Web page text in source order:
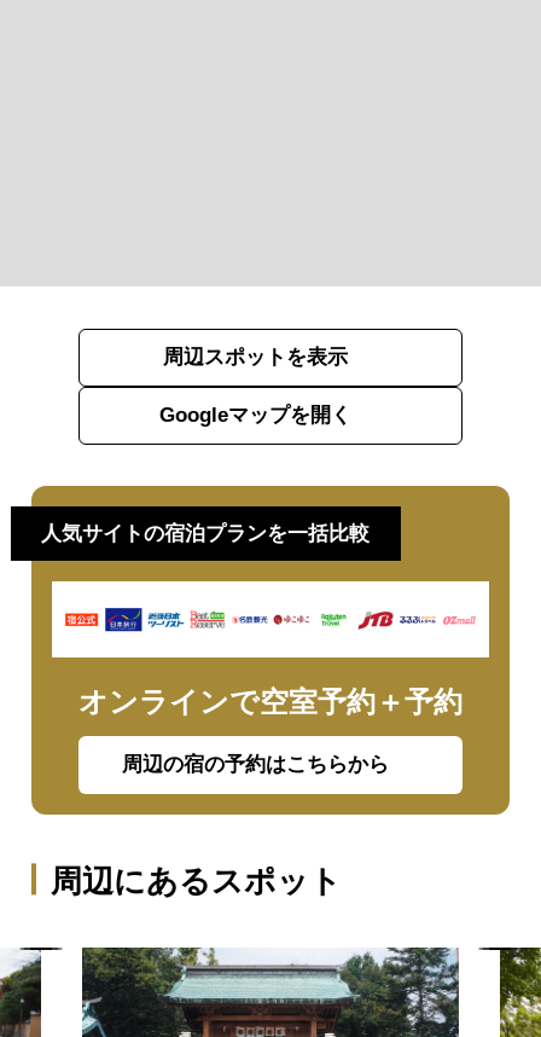
周辺スポットを表示
Googleマップを開く
人気サイトの宿泊プランを一括比較
オンラインで空室予約＋予約
周辺の宿の予約はこちらから
周辺にあるスポット